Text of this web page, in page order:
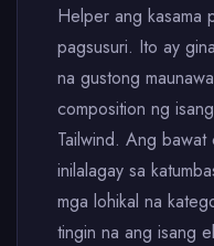
Helper ang kasama
pagsusuri. Ito ay
na gustong
composition ng
Tailwind. Ang
inilalagay sa
mga lohikal na
tingin na ang isang